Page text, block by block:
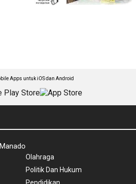
Apps untuk iOS dan Android
Olahraga
Politik Dan Hukum